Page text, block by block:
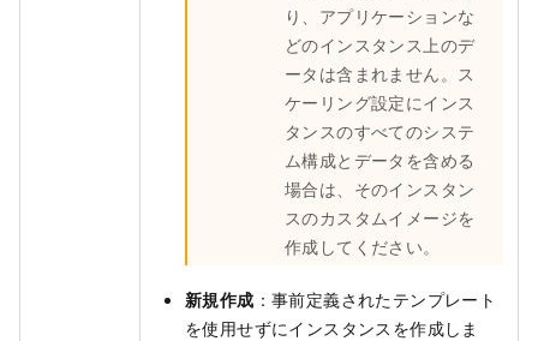
り、アプリケーションな
どのインスタンス上のデ
ータは含まれません。ス
ケーリング設定にインス
タンスのすべてのシステ
ム構成とデータを含める
場合は、そのインスタン
スのカスタムイメージを
作成してください。
新規作成 ：事前定義されたテンプレート
を使用せずにインスタンスを作成しま